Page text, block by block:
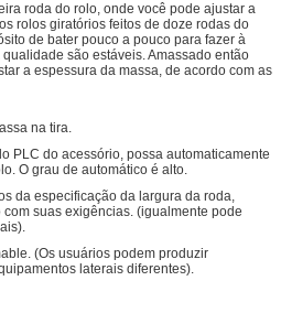
roda do rolo, onde você pode ajustar a
rolos giratórios feitos de doze rodas do
de bater pouco a pouco para fazer à
são estáveis. Amassado então
a espessura da massa, de acordo com as
na tira.
PLC do acessório, possa automaticamente
O grau de automático é alto.
da especificação da largura da roda,
suas exigências. (igualmente pode
(Os usuários podem produzir
laterais diferentes).